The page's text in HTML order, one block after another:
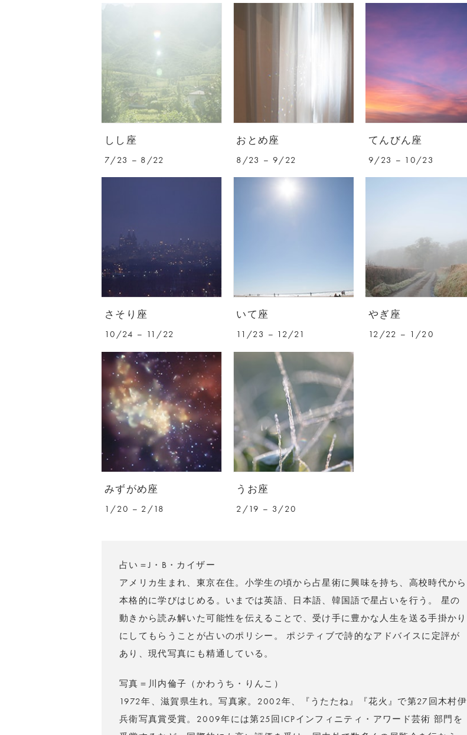
しし座
7/23 – 8/22
おとめ座
8/23 – 9/22
てんびん座
9/23 – 10/23
さそり座
10/24 – 11/22
いて座
11/23 – 12/21
やぎ座
12/22 – 1/20
みずがめ座
1/20 – 2/18
うお座
2/19 – 3/20
占い＝J・B・カイザー
アメリカ生まれ、東京在住。小学生の頃から占星術に興味を持ち、高校時代から
本格的に学びはじめる。いまでは英語、日本語、韓国語で星占いを行う。 星の
動きから読み解いた可能性を伝えることで、受け手に豊かな人生を送る手掛かり
にしてもらうことが占いのポリシー。 ポジティブで詩的なアドバイスに定評が
あり、現代写真にも精通している。
写真＝川内倫子（かわうち・りんこ）
1972年、滋賀県生れ。写真家。2002年、『うたたね』『花火』で第27回木村伊
兵衛写真賞受賞。2009年には第25回ICPインフィニティ・アワード芸術 部門を